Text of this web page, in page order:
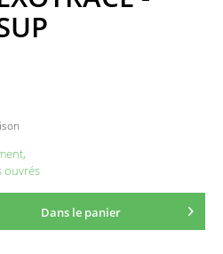
ouvrés
Dans le panier